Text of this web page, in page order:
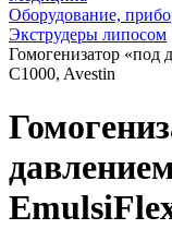
Оборудование,
Экструдеры липосом
Гомогенизатор «под
C1000, Avestin